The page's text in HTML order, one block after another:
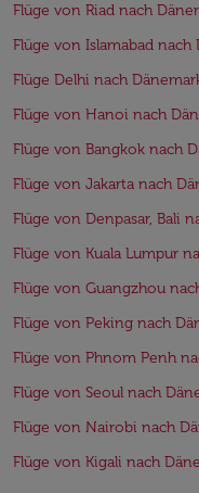
Flüge von Riad nach
Flüge von Islamabad nach
Flüge Delhi nach
Flüge von Hanoi nach
Flüge von Bangkok nach
Flüge von Jakarta nach
Flüge von Denpasar, Bali
Flüge von Kuala Lumpur
Flüge von Guangzhou
Flüge von Peking nach
Flüge von Phnom Penh
Flüge von Seoul nach
Flüge von Nairobi nach
Flüge von Kigali nach